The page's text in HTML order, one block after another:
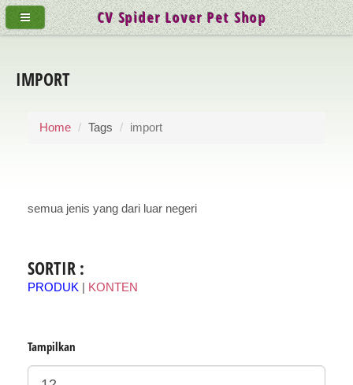
IMPORT
Home Tags import
semua jenis yang dari luar negeri
SORTIR :
PRODUK KONTEN
Tampilkan
CV Spider Lover Pet Shop